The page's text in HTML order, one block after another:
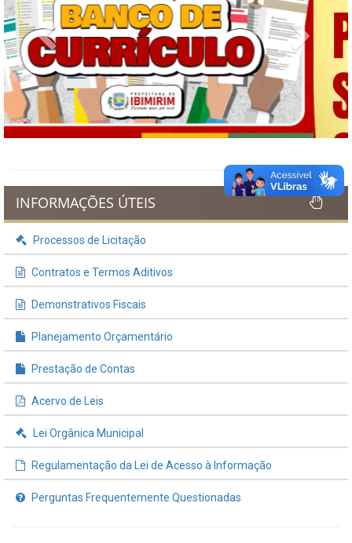
Previous Next
INFORMAÇÕES ÚTEIS